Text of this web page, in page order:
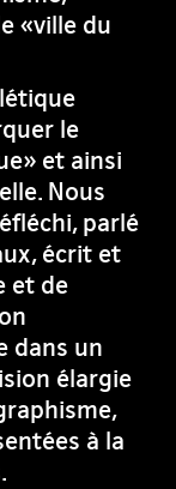
«ville du
le
et ainsi
Nous
parlé
écrit et
et de
dans un
élargie
à la